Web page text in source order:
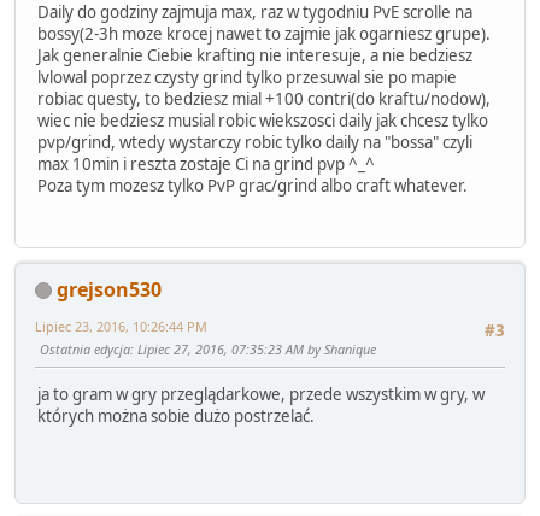
Daily do godziny zajmuja max, raz w tygodniu PvE scrolle na
bossy(2-3h moze krocej nawet to zajmie jak ogarniesz grupe).
Jak generalnie Ciebie krafting nie interesuje, a nie bedziesz
lvlowal poprzez czysty grind tylko przesuwal sie po mapie
robiac questy, to bedziesz mial +100 contri(do kraftu/nodow),
wiec nie bedziesz musial robic wiekszosci daily jak chcesz tylko
pvp/grind, wtedy wystarczy robic tylko daily na "bossa" czyli
max 10min i reszta zostaje Ci na grind pvp ^_^
Poza tym mozesz tylko PvP grac/grind albo craft whatever.
grejson530
#3
Lipiec 23, 2016, 10:26:44 PM
Ostatnia edycja: Lipiec 27, 2016, 07:35:23 AM by Shanique
ja to gram w gry przeglądarkowe, przede wszystkim w gry, w
których można sobie dużo postrzelać.